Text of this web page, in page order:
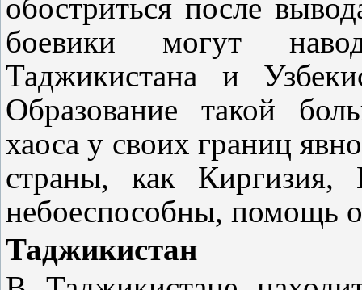
обостриться после
боевики могут
Таджикистана и
Образование такой
хаоса у своих границ
страны, как
небоеспособны, помощь
Таджикистан